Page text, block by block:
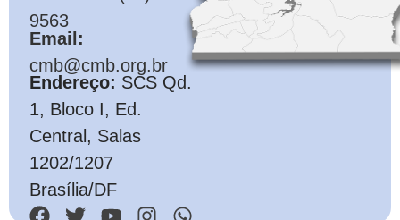
9563
Email:
cmb@cmb.org.br
Endereço: SCS Qd.
1, Bloco I, Ed.
Central, Salas
1202/1207
Brasília/DF